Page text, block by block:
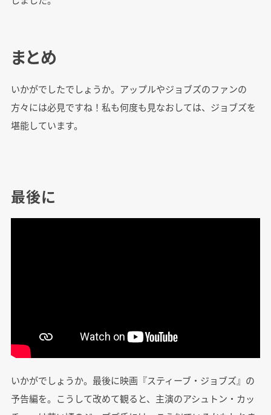
まとめ
いかがでしたでしょうか。アップルやジョブズのファンの
方々には必見ですね！私も何度も見なおしては、ジョブズを
堪能しています。
最後に
いかがでしょうか。最後に映画『スティーブ・ジョブズ』の
予告編を。こうして改めて観ると、主演のアシュトン・カッ